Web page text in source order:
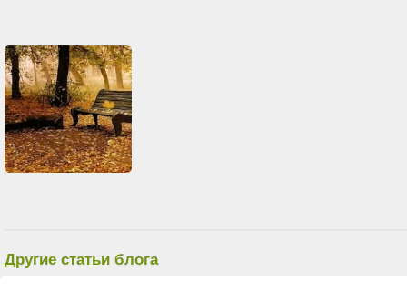
Другие статьи блога